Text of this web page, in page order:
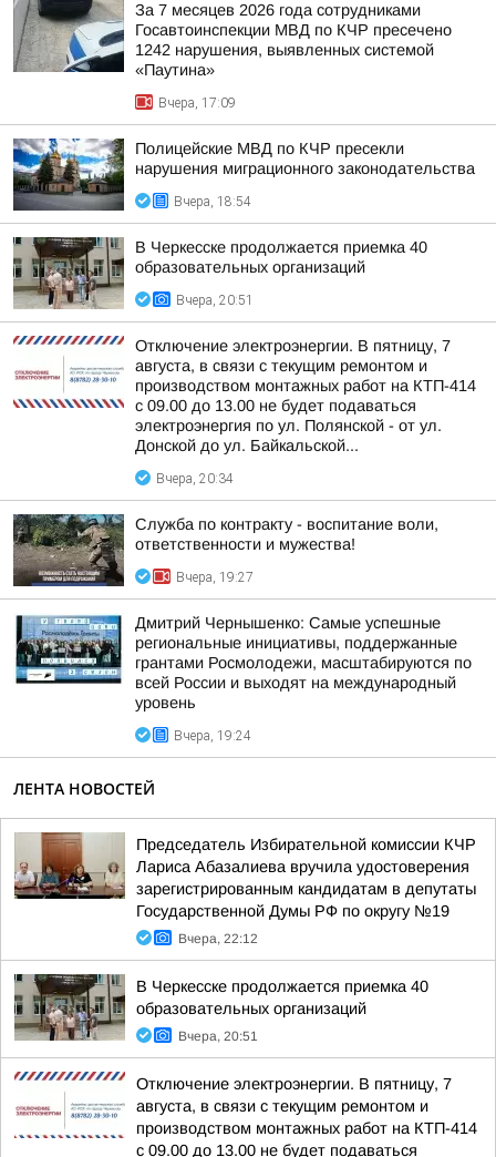
За 7 месяцев 2026 года сотрудниками
Госавтоинспекции МВД по КЧР пресечено
1242 нарушения, выявленных системой
«Паутина»
Вчера, 17:09
Полицейские МВД по КЧР пресекли
нарушения миграционного законодательства
Вчера, 18:54
В Черкесске продолжается приемка 40
образовательных организаций
Вчера, 20:51
Отключение электроэнергии. В пятницу, 7
августа, в связи с текущим ремонтом и
производством монтажных работ на КТП-414
с 09.00 до 13.00 не будет подаваться
электроэнергия по ул. Полянской - от ул.
Донской до ул. Байкальской...
Вчера, 20:34
Служба по контракту - воспитание воли,
ответственности и мужества!
Вчера, 19:27
Дмитрий Чернышенко: Самые успешные
региональные инициативы, поддержанные
грантами Росмолодежи, масштабируются по
всей России и выходят на международный
уровень
Вчера, 19:24
ЛЕНТА НОВОСТЕЙ
Председатель Избирательной комиссии КЧР
Лариса Абазалиева вручила удостоверения
зарегистрированным кандидатам в депутаты
Государственной Думы РФ по округу №19
Вчера, 22:12
В Черкесске продолжается приемка 40
образовательных организаций
Вчера, 20:51
Отключение электроэнергии. В пятницу, 7
августа, в связи с текущим ремонтом и
производством монтажных работ на КТП-414
с 09.00 до 13.00 не будет подаваться